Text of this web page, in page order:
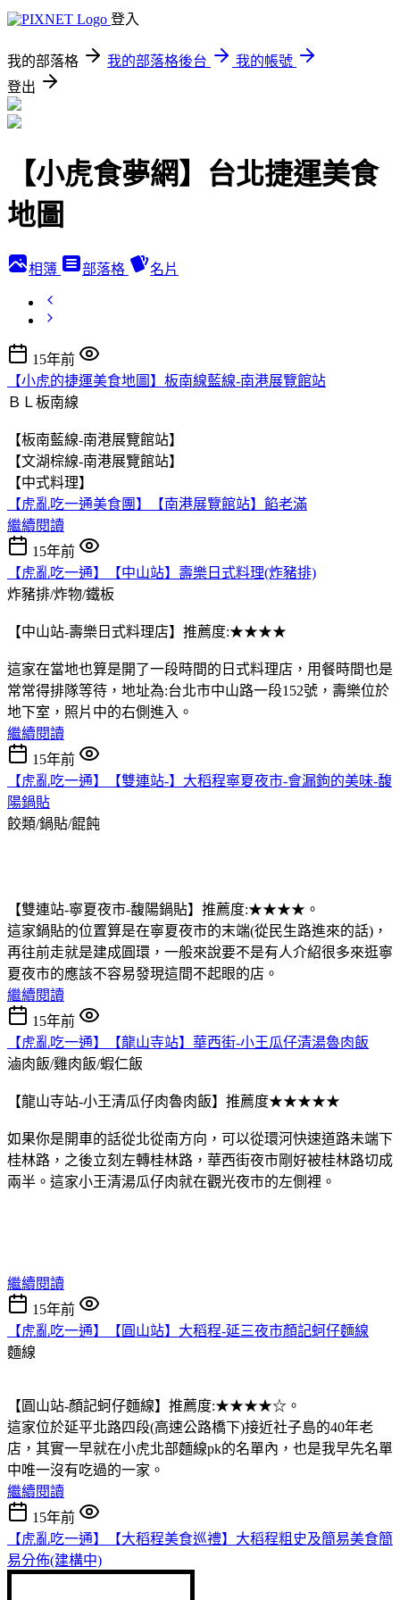
登入
我的部落格 我的部落格後台
我的帳號
登出
【小虎食夢網】台北捷運美食
地圖
相簿 部落格 名片
15年前
【小虎的捷運美食地圖】板南線藍線-南港展覽館站
ＢＬ板南線
【板南藍線-南港展覽館站】
【文湖棕線-南港展覽館站】
【中式料理】
【虎亂吃一通美食團】【南港展覽館站】餡老滿
繼續閱讀
15年前
【虎亂吃一通】【中山站】壽樂日式料理(炸豬排)
炸豬排/炸物/鐵板
【中山站-壽樂日式料理店】推薦度:★★★★
這家在當地也算是開了一段時間的日式料理店，用餐時間也是
常常得排隊等待，地址為:台北市中山路一段152號，壽樂位於
地下室，照片中的右側進入。
繼續閱讀
15年前
【虎亂吃一通】【雙連站-】大稻程寧夏夜市-會漏鉤的美味-馥
陽鍋貼
餃類/鍋貼/餛飩
【雙連站-寧夏夜市-馥陽鍋貼】推薦度:★★★★。
這家鍋貼的位置算是在寧夏夜市的末端(從民生路進來的話)，
再往前走就是建成圓環，一般來說要不是有人介紹很多來逛寧
夏夜市的應該不容易發現這間不起眼的店。
繼續閱讀
15年前
【虎亂吃一通】【龍山寺站】華西街-小王瓜仔清湯魯肉飯
滷肉飯/雞肉飯/蝦仁飯
【龍山寺站-小王清瓜仔肉魯肉飯】推薦度★★★★★
如果你是開車的話從北從南方向，可以從環河快速道路未端下
桂林路，之後立刻左轉桂林路，華西街夜市剛好被桂林路切成
兩半。這家小王清湯瓜仔肉就在觀光夜市的左側裡。
繼續閱讀
15年前
【虎亂吃一通】【圓山站】大稻程-延三夜市顏記蚵仔麵線
麵線
【圓山站-顏記蚵仔麵線】推薦度:★★★★☆。
這家位於延平北路四段(高速公路橋下)接近社子島的40年老
店，其實一早就在小虎北部麵線pk的名單內，也是我早先名單
中唯一沒有吃過的一家。
繼續閱讀
15年前
【虎亂吃一通】【大稻程美食巡禮】大稻程粗史及簡易美食簡
易分佈(建構中)